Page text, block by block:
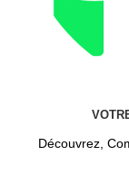
Découvrez,